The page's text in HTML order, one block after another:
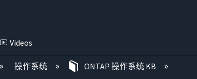
Videos
操作系统 ONTAP 操作系统 KB